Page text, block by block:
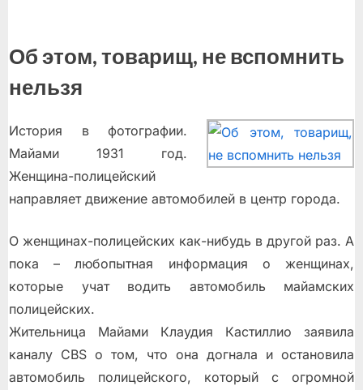
Об этом, товарищ, не вспомнить
нельзя
История в фотографии.
Майами 1931 год.
Женщина-полицейский
направляет движение автомобилей в центр города.
О женщинах-полицейских как-нибудь в другой раз. А
пока – любопытная информация о женщинах,
которые учат водить автомобиль майамских
полицейских.
Жительница Майами Клаудия Кастиллио заявила
каналу CBS о том, что она догнала и остановила
автомобиль полицейского, который с огромной